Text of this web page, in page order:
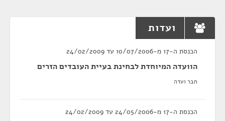
ועדות
הכנסת ה-17 מ-10/07/2006 עד 24/02/2009
הוועדה המיוחדת לבחינת בעיית העובדים הזרים
חבר ועדה
הכנסת ה-17 מ-24/05/2006 עד 24/02/2009